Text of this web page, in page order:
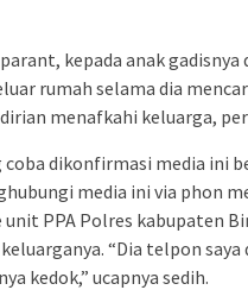
kepada anak
rumah selama dia
menafkahi keluarga,
dikonfirmasi media ini
media ini via phon
PPA Polres kabupaten
“Dia telpon
kedok,” ucapnya sedih.